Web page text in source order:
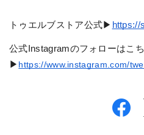
トゥエルブストア公式▶︎ https://
公式Instagramのフォローはこ
▶︎ https://www.instagram.com/